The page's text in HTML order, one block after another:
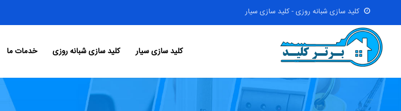
کلید سازی شبانه روزی - کلید سازی سیار
کلید سازی سیار کلید سازی شبانه روزی خدمات ما